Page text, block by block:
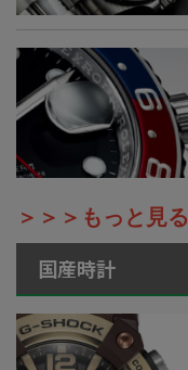
＞＞＞もっと見る
国産時計